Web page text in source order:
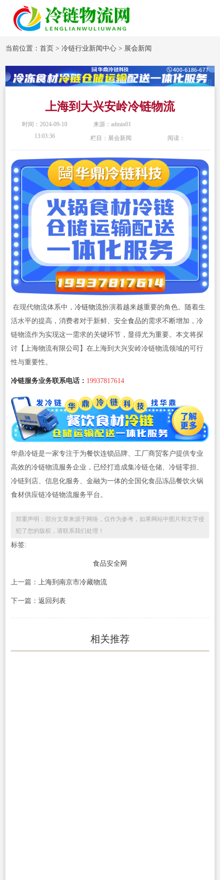
当前位置：首页 >冷链行业新闻中心 > 展会新闻
上海到大兴安岭冷链物流
时间：2024-09-10
13:03:36
来源：admin01
栏目：展会新闻 阅读：
在现代物流体系中， 冷链物流扮演着越来越重要的角色。随着生
活水平的提高，消费者对于新鲜、安全食品的需求不断增加，冷
链物流作为实现这一需求的关键环节，显得尤为重要。本文将探
讨【上海物流有限公司 】在上海到大兴安岭冷链物流领域的可行
性与重要性。
冷链服务业务联系电话： 19937817614
华鼎冷链是一家专注于为餐饮连锁品牌、工厂商贸客户提供专业
高效的冷链物流服务企业，已经打造成集冷链仓储、冷链零担、
冷链到店、信息化服务、金融为一体的全国化食品冻品餐饮火锅
食材供应链冷链物流服务平台。
郑重声明：部分文章来源于网络，仅作为参考，如果网站中图片和文字侵
犯了您的版权，请联系我们处理！
标签:
食品安全网
上一篇： 上海到南京市冷藏物流
下一篇： 返回列表
相关推荐